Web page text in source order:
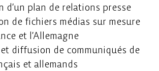
d’un plan de relations presse
de fichiers médias sur mesure
et l’Allemagne
diffusion de communiqués de
et allemands